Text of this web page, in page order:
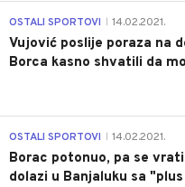
OSTALI SPORTOVI 14.02.2021.
Vujović poslije poraza na
Borca kasno shvatili da
OSTALI SPORTOVI 14.02.2021.
Borac potonuo, pa se
dolazi u Banjaluku sa